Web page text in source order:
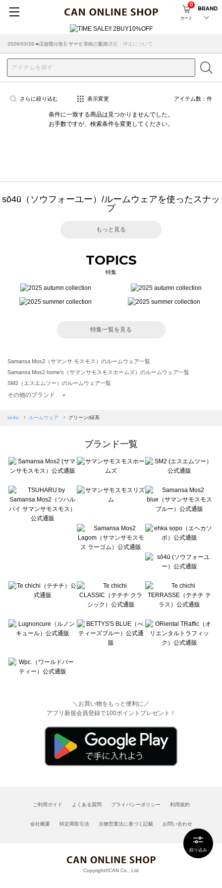
カート
0
BRAND
2026/07/29 ■【お知らせ】ヤマト運輸の配送遅延・停止について
2026/03/18 ■店舗受け取りサービスのご案内
絞り込み
さらに絞り込む 表示変更 アイテム数： 件
条件に一致する商品は見つかりませんでした。
お手数ですが、検索条件を変更してください。
sō4ū（ソウフォーユー）/ルームウェアを使ったスナッ
プ
もっと見る
TOPICS
特集
特集一覧を見る
Samansa Mos2（サマンサ モスモス）のルームウェア一覧
Samansa Mos2 home's（サマンサモスモスホームズ）のルームウェア一覧
SM2（エスエムツー）のルームウェア一覧
TSUHARU by Samansa Mos2（ツハルバイサマンサモスモス）のルームウェア一覧
Samansa Mos2 blue（サマンサモスモス ブルー）のルームウェア一覧
sō4ū（ソウフォーユー）のルームウェア一覧
Te chichi（テチチ）のルームウェア一覧
Te chichi CLASSIC（テチチ クラシック）のルームウェア一覧
Lugnoncure（ルノンキュール）のルームウェア一覧
BETTY'S BLUE（べティーズブルー）のルームウェア一覧
Wpc.（ワールドパーティー）のルームウェア一覧
その他のブランド ＋
sō4ū ルームウェア グリーン/緑系
ブランド一覧
＼お買い物をもっと便利に／
アプリ新規会員登録で100ポイントプレゼント！
ご利用ガイド よくある質問 プライバシーポリシー 利用規約
会社概要 特定商取引法 古物営業法に基づく記載 お問い合わせ
Copyright©CAN Co., Ltd